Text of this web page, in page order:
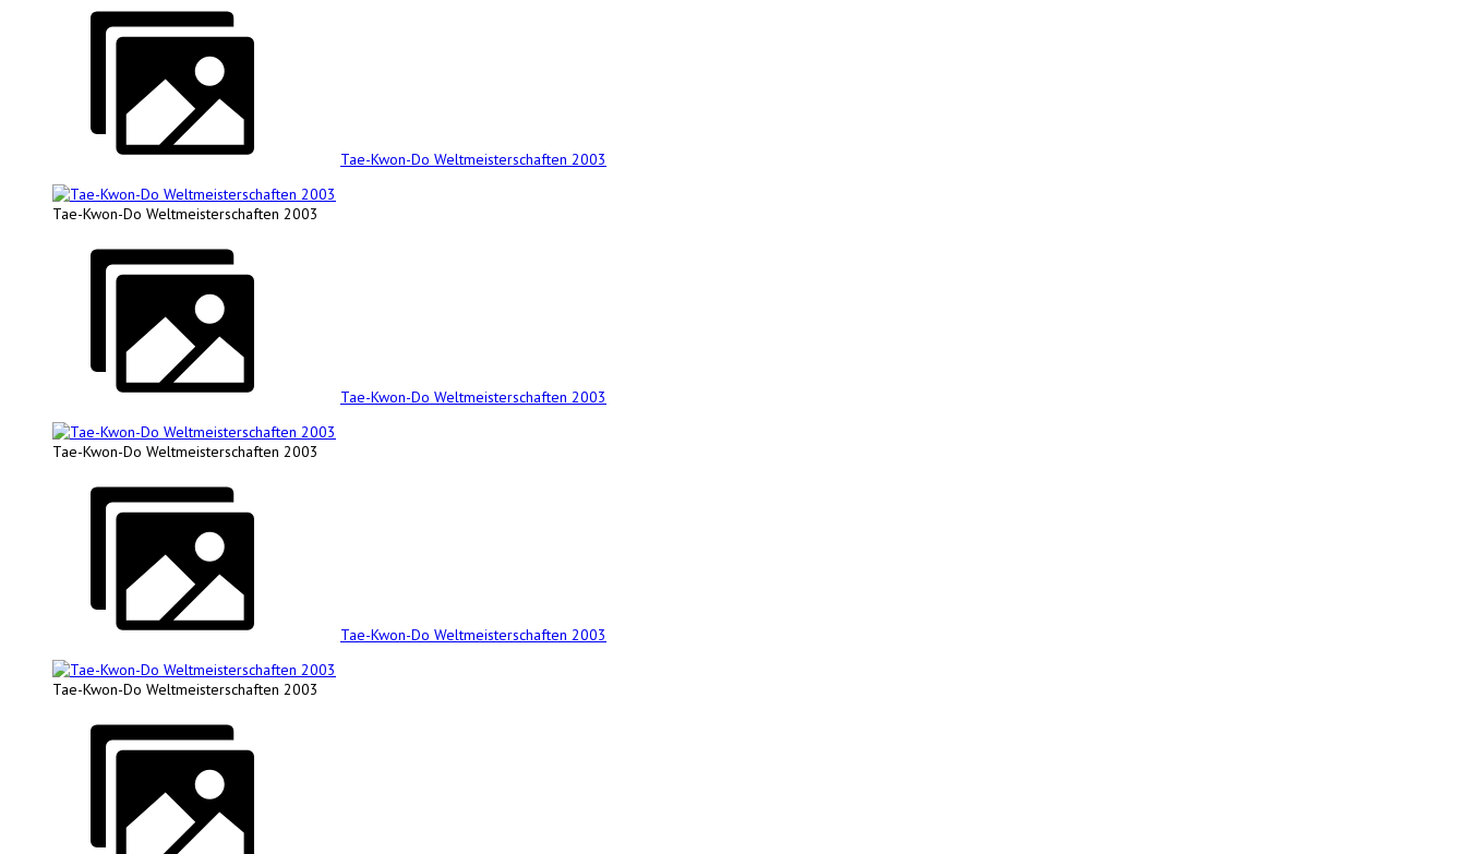
Tae-Kwon-Do Weltmeisterschaften 2003
Tae-Kwon-Do Weltmeisterschaften 2003
Tae-Kwon-Do Weltmeisterschaften 2003
Tae-Kwon-Do Weltmeisterschaften 2003
Tae-Kwon-Do Weltmeisterschaften 2003
Tae-Kwon-Do Weltmeisterschaften 2003